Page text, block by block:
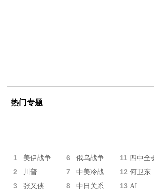
热门专题
1 美伊战争 6 俄乌战争 11 四中全
2 川普 7 中美冷战 12 何卫东
3 张又侠 8 中日关系 13 AI